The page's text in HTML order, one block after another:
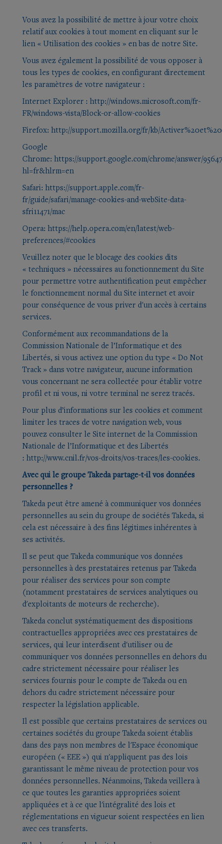
Vous avez la possibilité de mettre à jour votre choix
relatif aux cookies à tout moment en cliquant sur le
lien « Utilisation des cookies » en bas de notre Site.
Vous avez également la possibilité de vous opposer à
tous les types de cookies, en configurant directement
les paramètres de votre navigateur :
Internet Explorer : http://windows.microsoft.com/fr-
FR/windows-vista/Block-or-allow-cookies
Firefox: http://support.mozilla.org/fr/kb/
Google
Chrome: https://support.google.com/chrome/answer/
hl=fr&hlrm=en
Safari: https://support.apple.com/fr-
fr/guide/safari/manage-cookies-and-webSite-data-
sfri11471/mac
Opera: https://help.opera.com/en/latest/web-
preferences/#cookies
Veuillez noter que le blocage des cookies dits
« techniques » nécessaires au fonctionnement du Site
pour permettre votre authentification peut empêcher
le fonctionnement normal du Site internet et avoir
pour conséquence de vous priver d'un accès à certains
services.
Conformément aux recommandations de la
Commission Nationale de l’Informatique et des
Libertés, si vous activez une option du type « Do Not
Track » dans votre navigateur, aucune information
vous concernant ne sera collectée pour établir votre
profil et ni vous, ni votre terminal ne serez tracés.
Pour plus d’informations sur les cookies et comment
limiter les traces de votre navigation web, vous
pouvez consulter le Site internet de la Commission
Nationale de l’Informatique et des Libertés
: http://www.cnil.fr/vos-droits/vos-traces/les-cookies.
Avec qui le groupe Takeda partage-t-il vos données
personnelles ?
Takeda peut être amené à communiquer vos données
personnelles au sein du groupe de sociétés Takeda, si
cela est nécessaire à des fins légitimes inhérentes à
ses activités.
Il se peut que Takeda communique vos données
personnelles à des prestataires retenus par Takeda
pour réaliser des services pour son compte
(notamment prestataires de services analytiques ou
d'exploitants de moteurs de recherche).
Takeda conclut systématiquement des dispositions
contractuelles appropriées avec ces prestataires de
services, qui leur interdisent d'utiliser ou de
communiquer vos données personnelles en dehors du
cadre strictement nécessaire pour réaliser les
services fournis pour le compte de Takeda ou en
dehors du cadre strictement nécessaire pour
respecter la législation applicable.
Il est possible que certains prestataires de services ou
certaines sociétés du groupe Takeda soient établis
dans des pays non membres de l'Espace économique
européen (« EEE ») qui n'appliquent pas des lois
garantissant le même niveau de protection pour vos
données personnelles. Néanmoins, Takeda veillera à
ce que toutes les garanties appropriées soient
appliquées et à ce que l'intégralité des lois et
réglementations en vigueur soient respectées en lien
avec ces transferts.